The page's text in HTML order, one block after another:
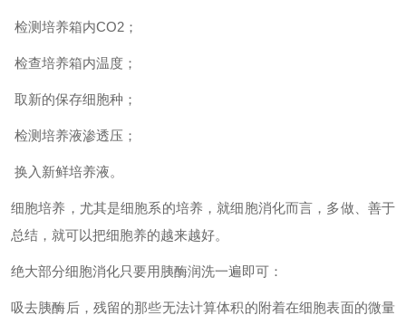
检测培养箱内CO2；
检查培养箱内温度；
取新的保存细胞种；
检测培养液渗透压；
换入新鲜培养液。
细胞培养，尤其是细胞系的培养，就细胞消化而言，多做、善于
总结，就可以把细胞养的越来越好。
绝大部分细胞消化只要用胰酶润洗一遍即可：
吸去胰酶后，残留的那些无法计算体积的附着在细胞表面的微量